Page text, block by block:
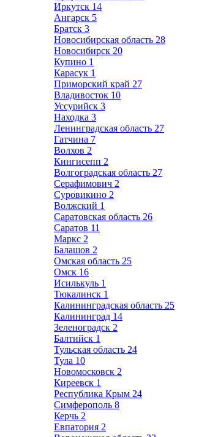
Иркутск 14
Ангарск 5
Братск 3
Новосибирская область 28
Новосибирск 20
Купино 1
Карасук 1
Приморский край 27
Владивосток 10
Уссурийск 3
Находка 3
Ленинградская область 27
Гатчина 7
Волхов 2
Кингисепп 2
Волгоградская область 27
Серафимович 2
Суровикино 2
Волжский 1
Саратовская область 26
Саратов 11
Маркс 2
Балашов 2
Омская область 25
Омск 16
Исилькуль 1
Тюкалинск 1
Калининградская область 25
Калининград 14
Зеленоградск 2
Балтийск 1
Тульская область 24
Тула 10
Новомосковск 2
Киреевск 1
Республика Крым 24
Симферополь 8
Керчь 2
Евпатория 2